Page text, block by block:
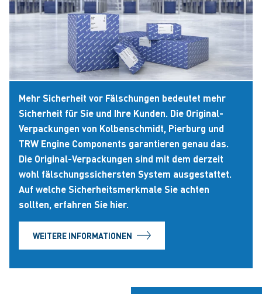
Mehr Sicherheit vor Fälschungen bedeutet mehr
Sicherheit für Sie und Ihre Kunden. Die Original-
Verpackungen von Kolbenschmidt, Pierburg und
TRW Engine Components garantieren genau das.
Die Original-Verpackungen sind mit dem derzeit
wohl fälschungssichersten System ausgestattet.
Auf welche Sicherheitsmerkmale Sie achten
sollten, erfahren Sie hier.
WEITERE INFORMATIONEN